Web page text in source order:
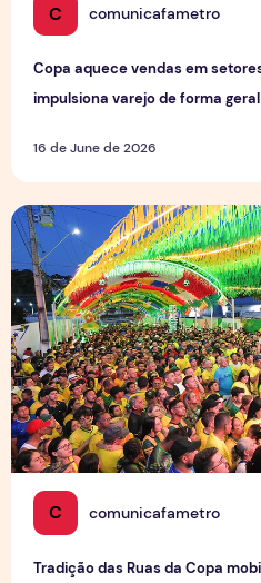
C comunicafametro
Copa aquece vendas em
impulsiona varejo de forma geral
16 de June de 2026
C comunicafametro
Tradição das Ruas da Copa
Tradição das Ruas da Copa